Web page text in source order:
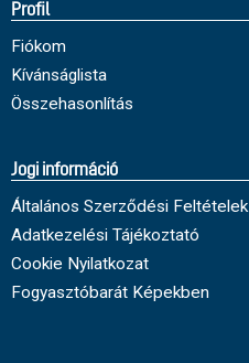
Profil
Fiókom
Kívánságlista
Összehasonlítás
Jogi információ
Általános Szerződési Feltételek
Adatkezelési Tájékoztató
Cookie Nyilatkozat
Fogyasztóbarát Képekben